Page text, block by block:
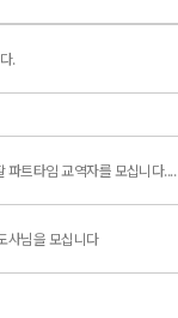
.
파트타임 교역자를 모십니다....
사님을 모십니다